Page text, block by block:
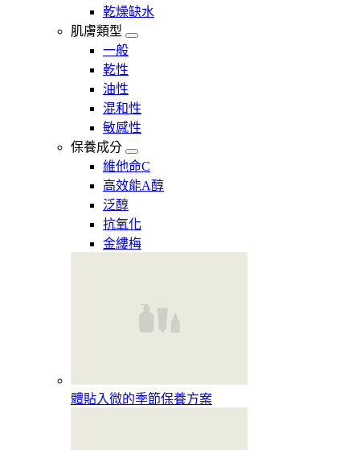
乾燥缺水
肌膚類型
一般
乾性
油性
混和性
敏感性
保養成分
維他命C
高效能A醇
泛醇
抗氧化
金縷梅
體貼入微的季節保養方案